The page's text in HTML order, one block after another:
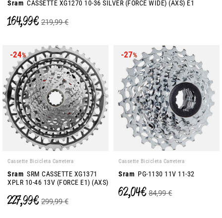
Sram CASSETTE XG1270 10-36 SILVER (FORCE WIDE) (AXS) E1
164,99 € 219,99 €
-24%
Cassette Bicicleta Carretera
Sram SRM CASSETTE XG1371
XPLR 10-46 13V (FORCE E1) (AXS)
227,99 € 299,99 €
-27%
Cassette Bicicleta Carretera
Sram PG-1130 11V 11-32
62,04 € 84,99 €